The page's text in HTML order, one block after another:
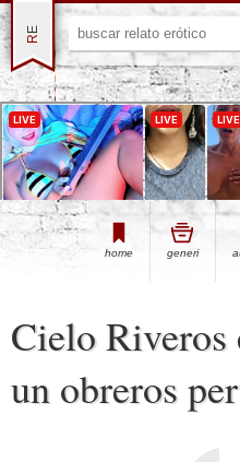
home generi
Cielo Riveros
un obreros